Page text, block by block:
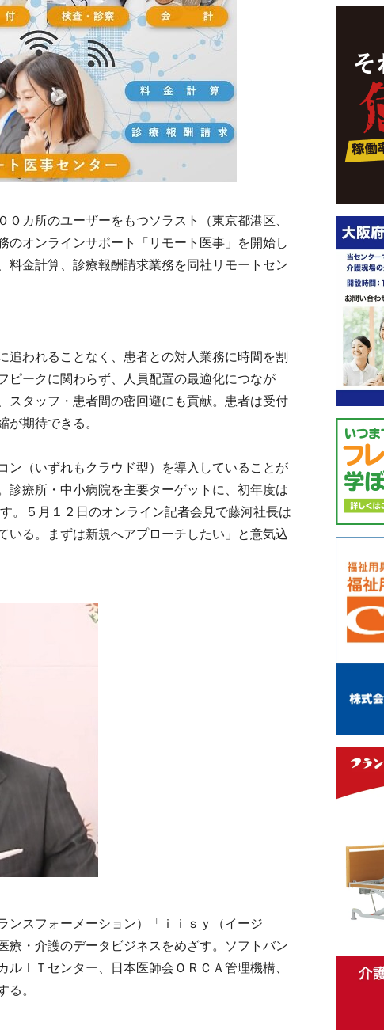
カ所のユーザーをもつソラスト（東京都港区、
のオンラインサポート「リモート医事」を開始し
料金計算、診療報酬請求業務を同社リモートセン
われることなく、患者との対人業務に時間を割
ピークに関わらず、人員配置の最適化につなが
スタッフ・患者間の密回避にも貢献。患者は受付
が期待できる。
（いずれもクラウド型）を導入していることが
診療所・中小病院を主要ターゲットに、初年度は
。５月１２日のオンライン記者会見で藤河社長は
いる。まずは新規へアプローチしたい」と意気込
スフォーメーション）「ｉｉｓｙ（イージ
療・介護のデータビジネスをめざす。ソフトバン
ＩＴセンター、日本医師会ＯＲＣＡ管理機構、
る。